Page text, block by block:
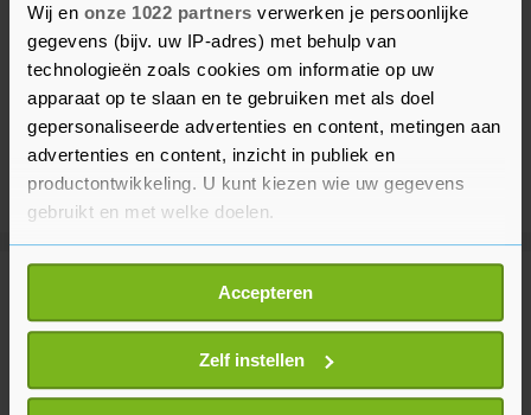
Wij en onze 1022 partners verwerken je persoonlijke
gegevens (bijv. uw IP-adres) met behulp van
technologieën zoals cookies om informatie op uw
apparaat op te slaan en te gebruiken met als doel
gepersonaliseerde advertenties en content, metingen aan
advertenties en content, inzicht in publiek en
productontwikkeling. U kunt kiezen wie uw gegevens
gebruikt en met welke doelen.
Als u het toestaat, willen we ook graag:
Informatie verzamelen over uw geografische
locatie, die tot een paar meter nauwkeurig kan zijn
Uw apparaat identificeren door het actief te
scannen op specifieke eigenschappen (fingerprinting)
Accepteren
Zelf instellen
Niewiadoma boos op ploeggenoot
Vollering na verliezen gele trui